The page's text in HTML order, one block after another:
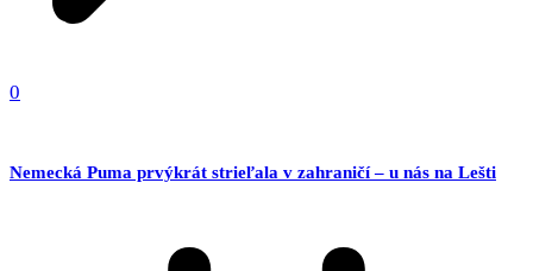
0
Nemecká Puma prvýkrát strieľala v zahraničí – u nás na Lešti